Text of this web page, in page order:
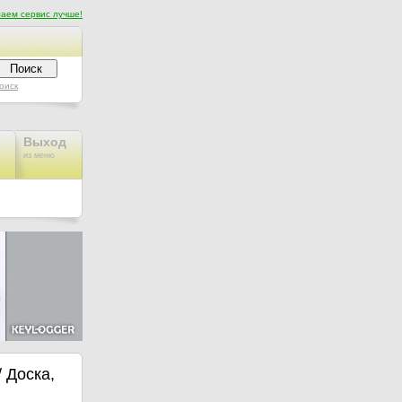
сервис лучше!
Выход
из меню
Доска,